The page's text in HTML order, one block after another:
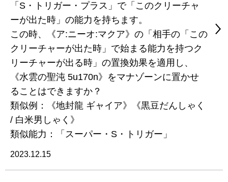
「S・トリガー・プラス」で「このクリーチャ
ーが出た時」の能力を持ちます。
この時、《ア:ニーオ:マクア》の「相手の「この
クリーチャーが出た時」で始まる能力を持つク
リーチャーが出る時」の置換効果を適用し、
《水雲の聖沌 5u170n》をマナゾーンに置かせ
ることはできますか？
類似例：《地封龍 ギャイア》《黒豆だんしゃく
/ 白米男しゃく》
類似能力：「スーパー・S・トリガー」
2023.12.15